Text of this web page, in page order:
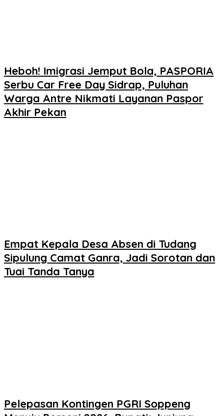
Heboh! Imigrasi Jemput Bola, PASPORIA
Serbu Car Free Day Sidrap, Puluhan
Warga Antre Nikmati Layanan Paspor
Akhir Pekan
Empat Kepala Desa Absen di Tudang
Sipulung Camat Ganra, Jadi Sorotan dan
Tuai Tanda Tanya
Pelepasan Kontingen PGRI Soppeng